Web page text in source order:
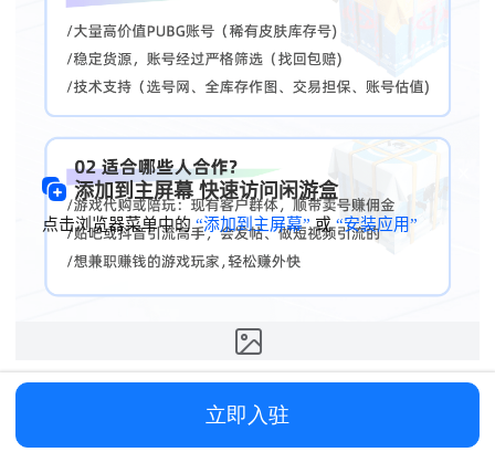


立即入驻
添加到主屏幕 快速访问闲游盒
点击浏览器菜单中的“添加到主屏幕”或“安装应用”